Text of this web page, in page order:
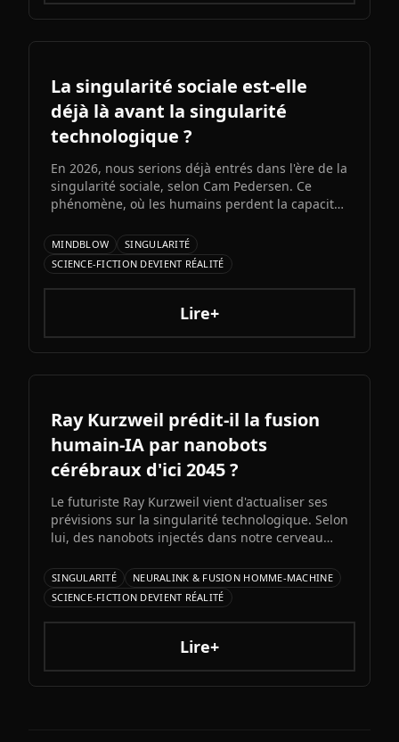
La singularité sociale est-elle
déjà là avant la singularité
technologique ?
En 2026, nous serions déjà entrés dans l'ère de la
singularité sociale, selon Cam Pedersen. Ce
phénomène, où les humains perdent la capacité
artificielles, précéderait la singularité
technologique attendue pour 2034.
MINDBLOW
SINGULARITÉ
SCIENCE-FICTION DEVIENT RÉALITÉ
Lire+
Ray Kurzweil prédit-il la fusion
humain-IA par nanobots
cérébraux d'ici 2045 ?
Le futuriste Ray Kurzweil vient d'actualiser ses
prévisions sur la singularité technologique. Selon
lui, des nanobots injectés dans notre cerveau
2045, multipliant notre intelligence par un
million. Entre promesses transhumanistes et
défis éthiques, cette vision soulève autant
d'espoirs que d'interrogations.
SINGULARITÉ
NEURALINK & FUSION HOMME-MACHINE
SCIENCE-FICTION DEVIENT RÉALITÉ
Lire+